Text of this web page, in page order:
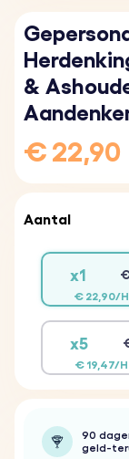
&
€ 22,90
Aantal
x1
€ 22,90/
x5
€ 19,47/
90
geld-